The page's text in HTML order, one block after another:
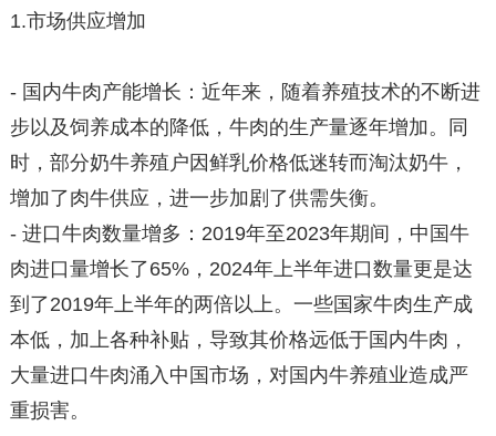
1.市场供应增加
- 国内牛肉产能增长：近年来，随着养殖技术的不断进
步以及饲养成本的降低，牛肉的生产量逐年增加。同
时，部分奶牛养殖户因鲜乳价格低迷转而淘汰奶牛，
增加了肉牛供应，进一步加剧了供需失衡。
- 进口牛肉数量增多：2019年至2023年期间，中国牛
肉进口量增长了65%，2024年上半年进口数量更是达
到了2019年上半年的两倍以上。一些国家牛肉生产成
本低，加上各种补贴，导致其价格远低于国内牛肉，
大量进口牛肉涌入中国市场，对国内牛养殖业造成严
重损害。